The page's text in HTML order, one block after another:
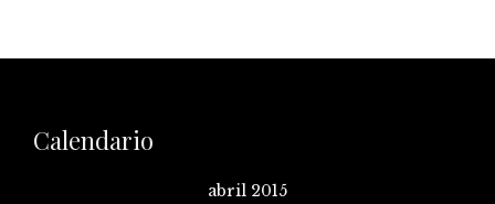
Calendario
abril 2015